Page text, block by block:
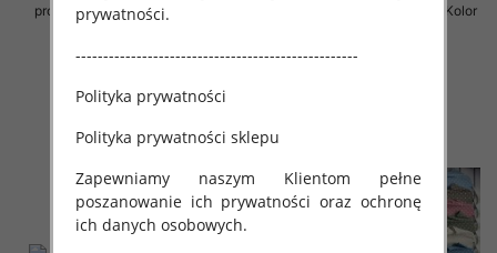
produkt) Roz Standard, Mix Kolor
35.00 zł
szczegóły
produkt) Roz Standard, Mix Kolor
35.00 zł
prywatności.
---------------------------------------------------
Polityka prywatności
Polityka prywatności sklepu
Zapewniamy naszym Klientom pełne
poszanowanie ich prywatności oraz ochronę
ich danych osobowych.